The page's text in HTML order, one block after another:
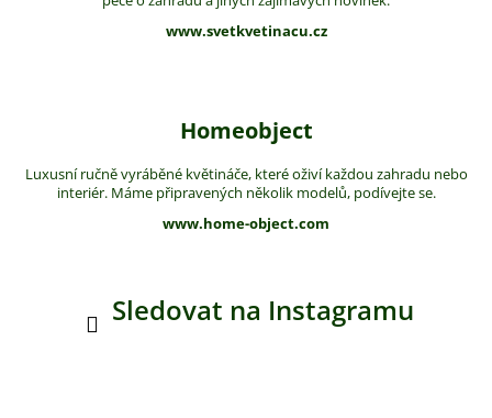
www.svetkvetinacu.cz
Homeobject
Luxusní ručně vyráběné květináče, které oživí každou zahradu nebo
interiér. Máme připravených několik modelů, podívejte se.
www.home-object.com
Sledovat na Instagramu